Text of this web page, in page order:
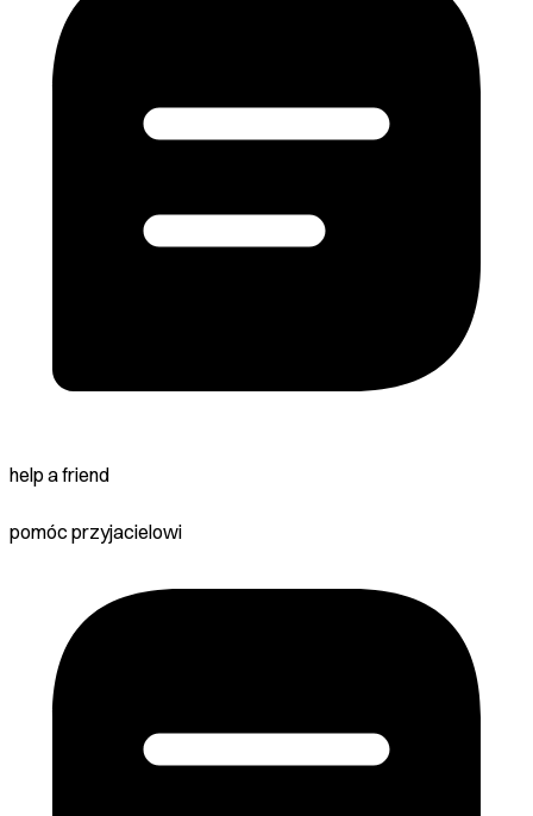
help a friend
pomóc przyjacielowi